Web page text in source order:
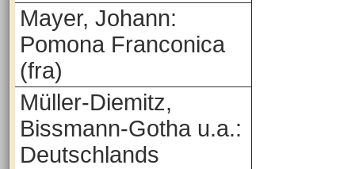
Mayer, Johann:
Pomona Franconica
(fra)
Müller-Diemitz,
Bissmann-Gotha u.a.:
Deutschlands